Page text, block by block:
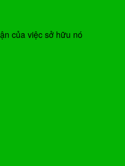
của việc sở hữu nó